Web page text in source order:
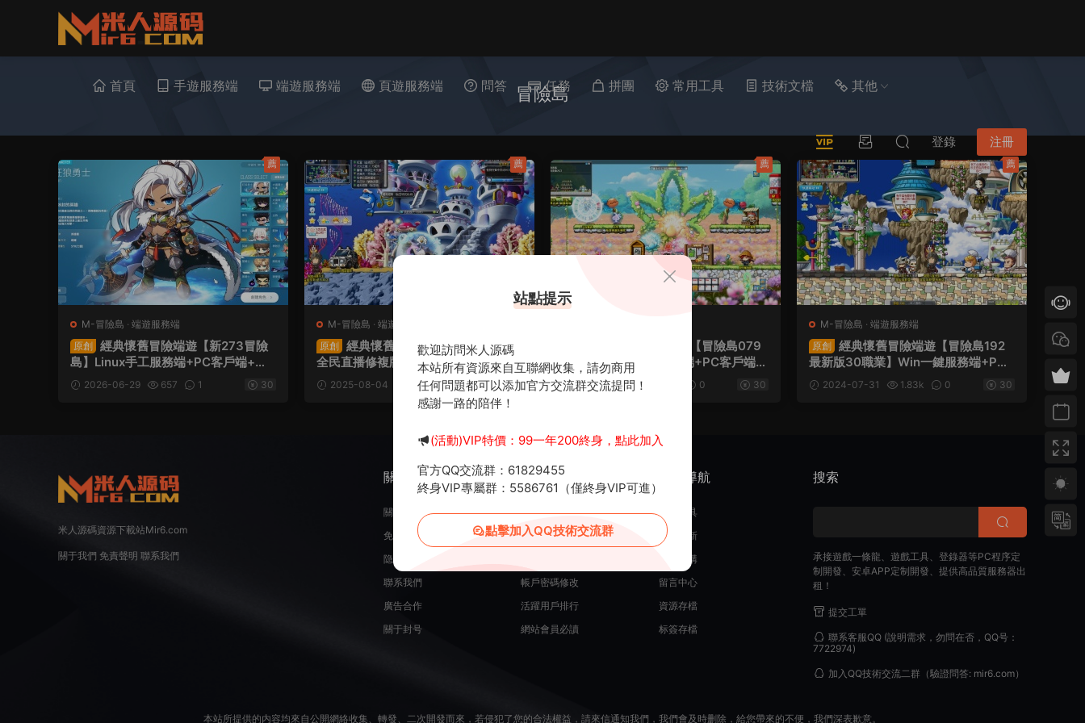
首頁 手遊服務端 端遊服務端 頁遊服務端 問答 任務 拼團 常用工具 技術文檔 其他
登錄 注冊
冒險島
M-冒險島 · 端遊服務端
原創
經典懷舊冒險端遊【新273冒險
島】Linux手工服務端+PC客戶端+登
錄器+管理後台+網頁注冊+視頻架設教
程
2026-06-29 657 1 30
薦
M-冒險島 · 端遊服務端
原創
經典懷舊冒險端遊【冒險島186
全民直播修複版】Win一鍵服務端+PC
客戶端+視頻架設教程
2025-08-04 599 0 30
薦
經典懷舊冒險端遊【冒險島079
修仙版】Win一鍵服務端+PC客戶端
+視頻架設教程
2025-05-23 0 30
薦
M-冒險島 · 端遊服務端
原創
經典懷舊冒險端遊【冒險島192
最新版30職業】Win一鍵服務端+PC
客戶端+GM工具+視頻架設教程
2024-07-31 1.83k 0 30
薦
米人源碼資源下載站Mir6.com
關于我們 免責聲明 聯系我們
關于我們
關于我們
免責申明
隐私政策
聯系我們
廣告合作
關于封号
服務支持
在線開通會員
源碼投稿發布
帳戶密碼修改
活躍用戶排行
網站會員必讀
熱門導航
常用工具
最近更新
源碼團購
留言中心
資源存檔
标簽存檔
搜索
承接遊戲一條龍、遊戲工具、登錄器等PC程序定
制開發、安卓APP定制開發、提供高品質服務器出
租！
提交工單
聯系客服QQ(說明需求，勿問在否，QQ号：
7722974)
加入QQ技術交流二群（驗證問答: mir6.com）
本站所提供的内容均來自公開網絡收集、轉發、二次開發而來，若侵犯了您的合法權益，請來信通知我們，我們會及時删除，給您帶來的不便，我們深表歉意。
站點提示
歡迎訪問米人源碼
本站所有資源來自互聯網收集，請勿商用
任何問題都可以添加官方交流群交流提問！
感謝一路的陪伴！
(活動)VIP特價：99一年200終身，點此加入
官方QQ交流群：61829455
終身VIP專屬群：5586761（僅終身VIP可進）
點擊加入QQ技術交流群